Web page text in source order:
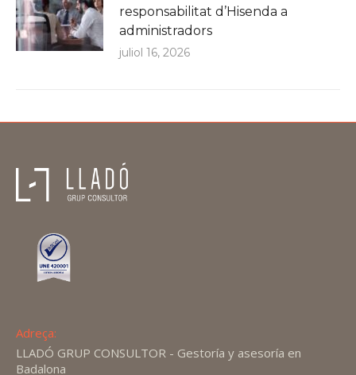
responsabilitat d’Hisenda a
administradors
juliol 16, 2026
Adreça:
LLADÓ GRUP CONSULTOR - Gestoría y asesoría en
Badalona